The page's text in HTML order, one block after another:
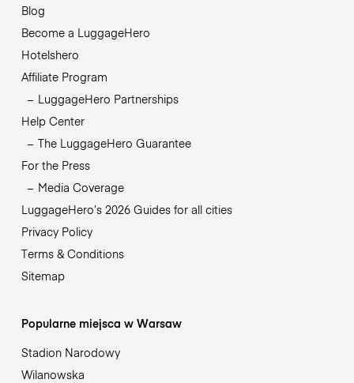
Blog
Become a LuggageHero
Hotelshero
Affiliate Program
LuggageHero Partnerships
Help Center
The LuggageHero Guarantee
For the Press
Media Coverage
LuggageHero’s 2026 Guides for all cities
Privacy Policy
Terms & Conditions
Sitemap
Popularne miejsca w Warsaw
Stadion Narodowy
Wilanowska